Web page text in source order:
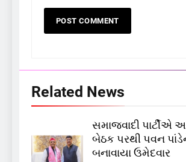
Related News
સમાજવાદી પાર્ટીએ
બેઠક પરથી પવન
બનાવાયા ઉમેદવાર
લાપતા
GUJARAT
પાસપોર્ટ
પોલીસ સ્ટેશનના